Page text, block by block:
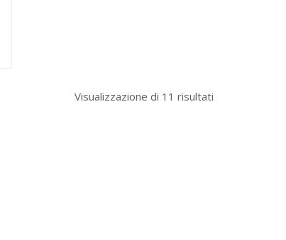
Visualizzazione di 11 risultati